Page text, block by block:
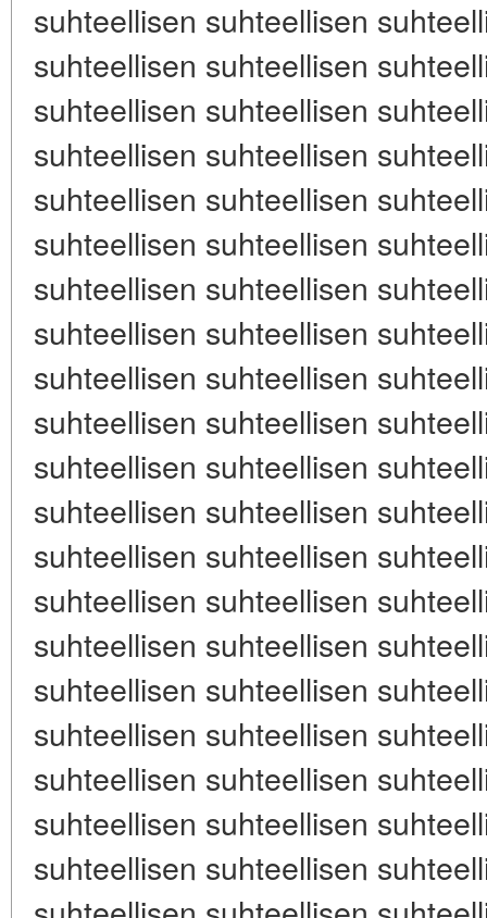
suhteellisen suhteellisen
suhteellisen suhteellisen
suhteellisen suhteellisen
suhteellisen suhteellisen
suhteellisen suhteellisen
suhteellisen suhteellisen
suhteellisen suhteellisen
suhteellisen suhteellisen
suhteellisen suhteellisen
suhteellisen suhteellisen
suhteellisen suhteellisen
suhteellisen suhteellisen
suhteellisen suhteellisen
suhteellisen suhteellisen
suhteellisen suhteellisen
suhteellisen suhteellisen
suhteellisen suhteellisen
suhteellisen suhteellisen
suhteellisen suhteellisen
suhteellisen suhteellisen